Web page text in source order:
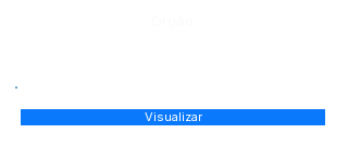
Visualizar